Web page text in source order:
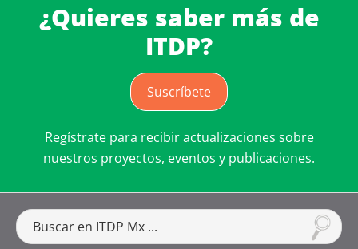
¿Quieres saber más de
ITDP?
Suscríbete
Regístrate para recibir actualizaciones sobre
nuestros proyectos, eventos y publicaciones.